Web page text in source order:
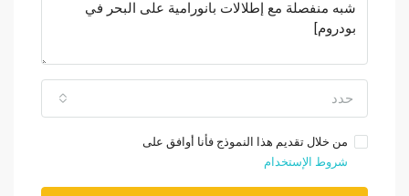
حدد
من خلال تقديم هذا النموذج فأنا أوافق على
شروط الإستخدام